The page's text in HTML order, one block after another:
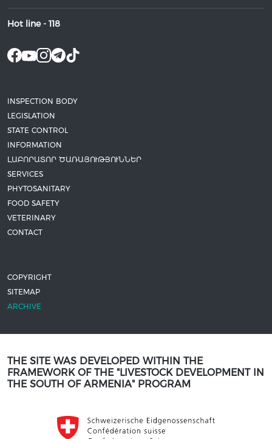
Hot line - 118
INSPECTION BODY
LEGISLATION
STATE CONTROL
INFORMATION
ԼԱԲՈՐԱՏՈՐ ԾԱՌԱՅՈՒԹՅՈՒՆՆԵՐ
SERVICES
PHYTOSANITARY
FOOD SAFETY
VETERINARY
CONTACT
COPYRIGHT
SITEMAP
ARCHIVE
THE SITE WAS DEVELOPED WITHIN THE
FRAMEWORK OF THE "LIVESTOCK DEVELOPMENT IN
THE SOUTH OF ARMENIA" PROGRAM